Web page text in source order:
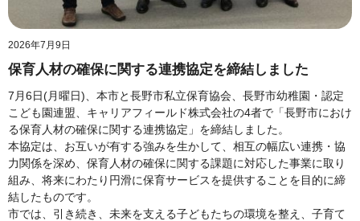
2026年7月9日
保育人材の確保に関する連携協定を締結しました
7月6日(月曜日)、本市と長野市私立保育協会、長野市幼稚園・認定
こども園連盟、キャリアフィールド株式会社の4者で「長野市におけ
る保育人材の確保に関する連携協定」を締結しました。
本協定は、お互いが有する強みを生かして、相互の幅広い連携・協
力関係を深め、保育人材の確保に関する課題に対応した事業に取り
組み、将来にわたり円滑に保育サービスを提供することを目的に締
結したものです。
市では、引き続き、未来を支える子どもたちの環境を整え、子育て